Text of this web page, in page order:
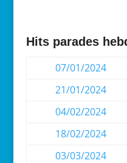
Hits parades
07/01/2024
21/01/2024
04/02/2024
18/02/2024
03/03/2024